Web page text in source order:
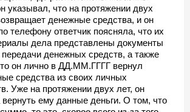
указывал, что на протяжении двух
денежные средства, и он
телефону ответчик поясняла, что их
дела представлены документы
денежных средств, а также
он лично в ДД.ММ.ГГГГ вернул
средства из своих личных
Уже на протяжении двух лет, он
вернуть ему данные деньги. О том, что